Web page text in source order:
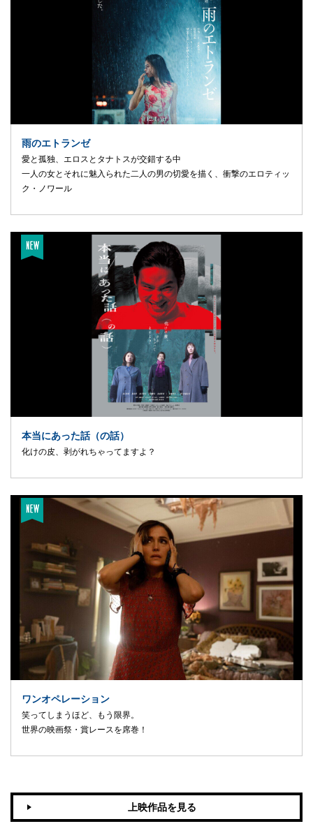
雨のエトランゼ
愛と孤独、エロスとタナトスが交錯する中
一人の女とそれに魅入られた二人の男の切愛を描く、衝撃のエロティッ
ク・ノワール
本当にあった話（の話）
化けの皮、剥がれちゃってますよ？
ワンオペレーション
笑ってしまうほど、もう限界。
世界の映画祭・賞レースを席巻！
上映作品を見る